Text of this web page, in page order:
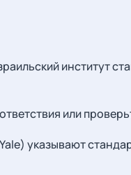
институт
или
указывают